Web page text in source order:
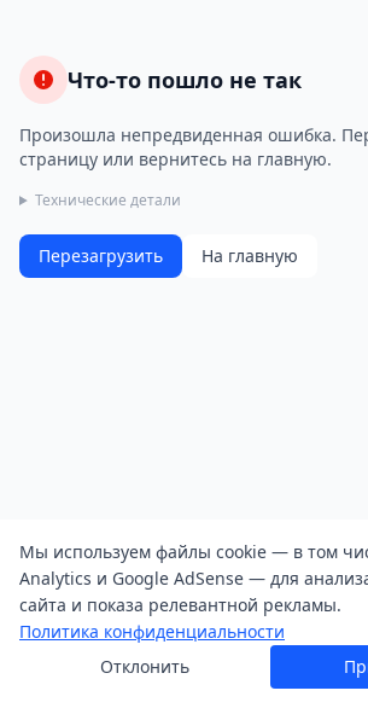
Что-то пошло не так
Произошла непредвиденная ошибка.
страницу или вернитесь на главную.
Технические детали
Перезагрузить На главную
Мы используем файлы cookie — в том
Analytics и Google AdSense — для
сайта и показа релевантной рекламы.
Политика конфиденциальности
Отклонить